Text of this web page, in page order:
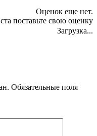
Оценок еще нет.
поставьте свою оценку
Загрузка...
Обязательные поля